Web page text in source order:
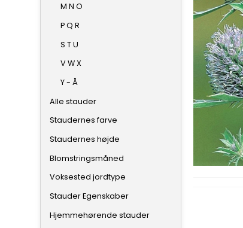
M N O
P Q R
S T U
V W X
Y - Å
Alle stauder
Staudernes farve
Staudernes højde
Blomstringsmåned
Voksested jordtype
Stauder Egenskaber
Hjemmehørende stauder